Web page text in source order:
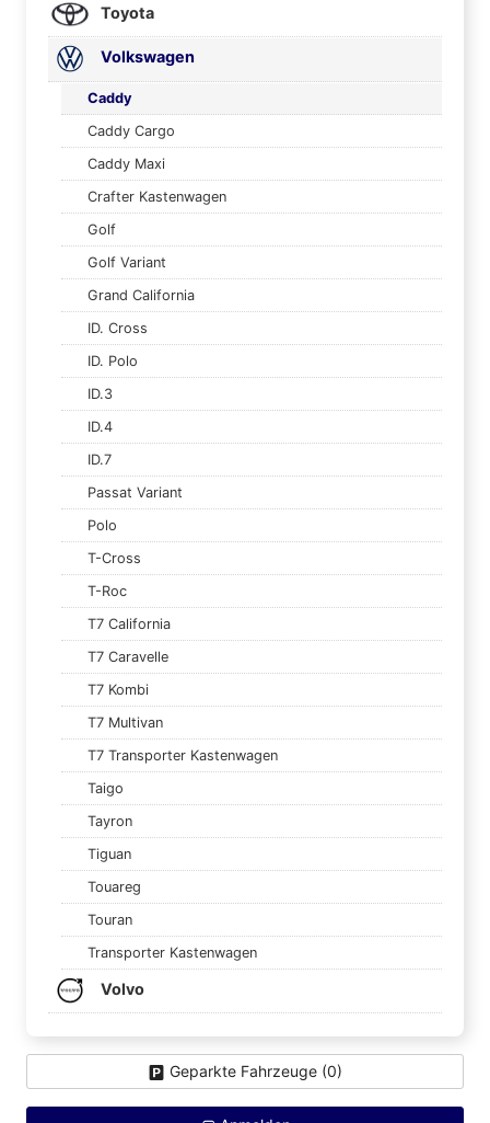
Toyota
Volkswagen
Caddy
Caddy Cargo
Caddy Maxi
Crafter Kastenwagen
Golf
Golf Variant
Grand California
ID. Cross
ID. Polo
ID.3
ID.4
ID.7
Passat Variant
Polo
T-Cross
T-Roc
T7 California
T7 Caravelle
T7 Kombi
T7 Multivan
T7 Transporter Kastenwagen
Taigo
Tayron
Tiguan
Touareg
Touran
Transporter Kastenwagen
Volvo
Geparkte Fahrzeuge (0)